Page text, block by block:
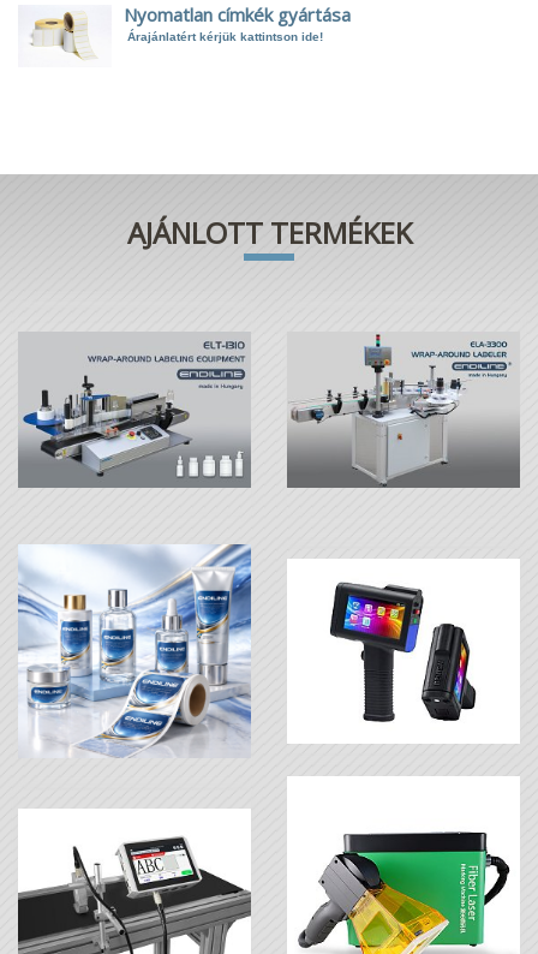
Nyomatlan címkék gyártása
Árajánlatért kérjük kattintson ide!
AJÁNLOTT TERMÉKEK